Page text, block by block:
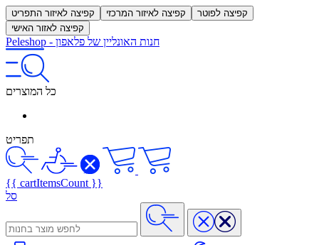
קפיצה לאיזור התפריט קפיצה לאיזור המרכזי
קפיצה לפוטר
קפיצה לאזור האישי
Peleshop - חנות האונליין של פלאפון
כל המוצרים
תפריט
{{ cartItemsCount }}
סל